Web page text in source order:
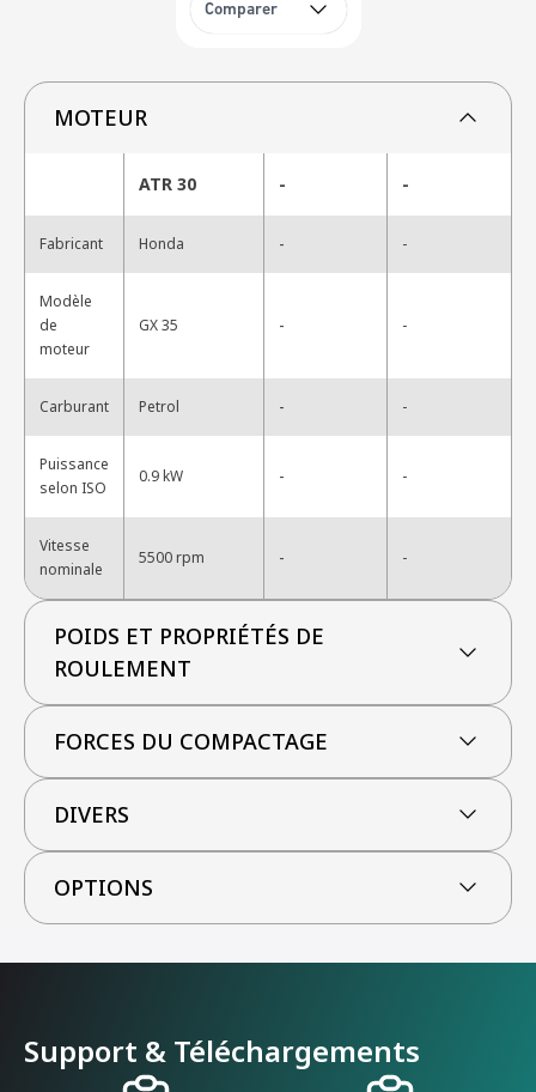
Comparer
MOTEUR
ATR 30 - -
Fabricant Honda - -
Modèle
de
moteur
GX 35 - -
Carburant Petrol - -
Puissance
selon ISO
0.9 kW - -
Vitesse
nominale
5500 rpm - -
POIDS ET PROPRIÉTÉS DE
ROULEMENT
FORCES DU COMPACTAGE
DIVERS
OPTIONS
Support & Téléchargements